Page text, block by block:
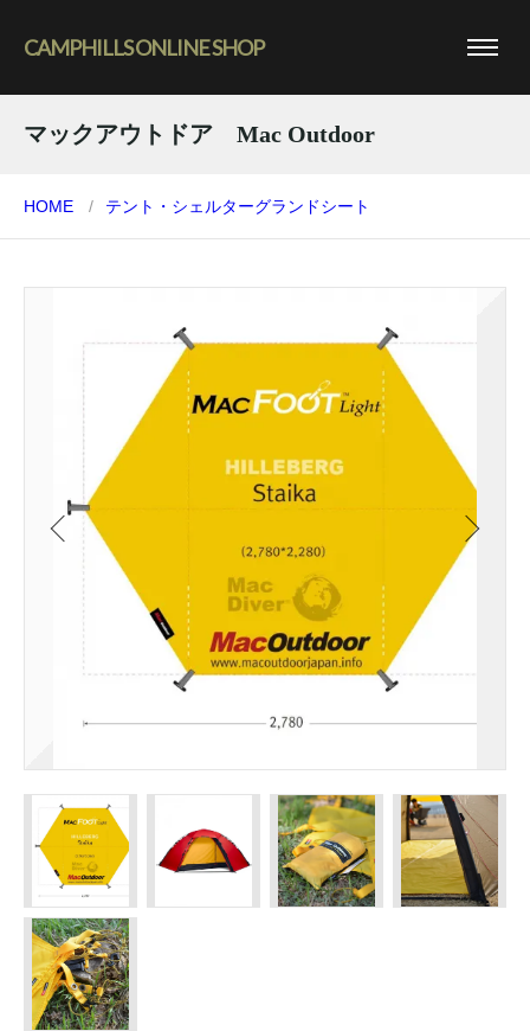
CAMPHILLS ONLINE SHOP
マックアウトドア Mac Outdoor
HOME テント・シェルターグランドシート